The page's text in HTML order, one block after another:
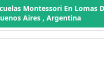
Montessori En Lomas
Aires , Argentina